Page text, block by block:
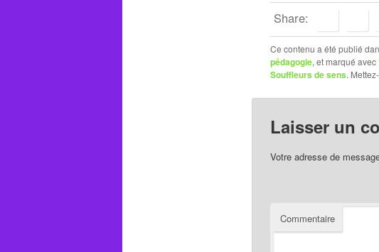
Share:
Ce contenu a été publié
pédagogie, et marqué avec
Souffleurs de sens.
Laisser un
Votre adresse de
Commentaire